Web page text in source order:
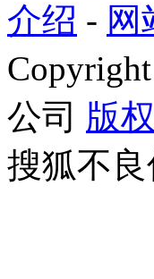
介绍 - 网
Copyright
公司 版
搜狐不良